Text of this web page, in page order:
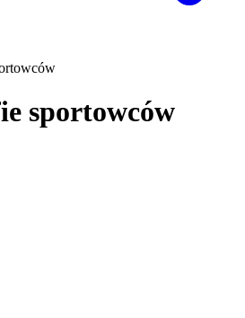
sportowców